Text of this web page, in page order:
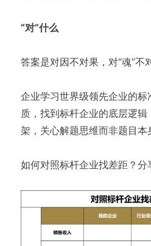
“对”什么
答案是对因不对果，对“魂”不对
企业学习世界级领先企业的标
质，找到标杆企业的底层逻
架，关心解题思维而非题目本
如何对照标杆企业找差距？分